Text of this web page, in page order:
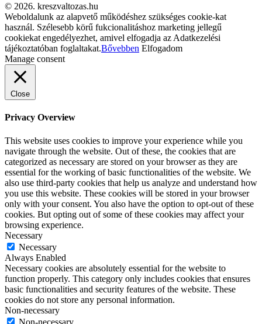
© 2026. kreszvaltozas.hu
Weboldalunk az alapvető működéshez szükséges cookie-kat
használ. Szélesebb körű fukcionalitáshoz marketing jellegű
cookiekat engedélyezhet, amivel elfogadja az Adatkezelési
tájékoztatóban foglaltakat.Bővebben Elfogadom
Manage consent
Close
Privacy Overview
This website uses cookies to improve your experience while you
navigate through the website. Out of these, the cookies that are
categorized as necessary are stored on your browser as they are
essential for the working of basic functionalities of the website. We
also use third-party cookies that help us analyze and understand how
you use this website. These cookies will be stored in your browser
only with your consent. You also have the option to opt-out of these
cookies. But opting out of some of these cookies may affect your
browsing experience.
Necessary
Necessary
Always Enabled
Necessary cookies are absolutely essential for the website to
function properly. This category only includes cookies that ensures
basic functionalities and security features of the website. These
cookies do not store any personal information.
Non-necessary
Non-necessary